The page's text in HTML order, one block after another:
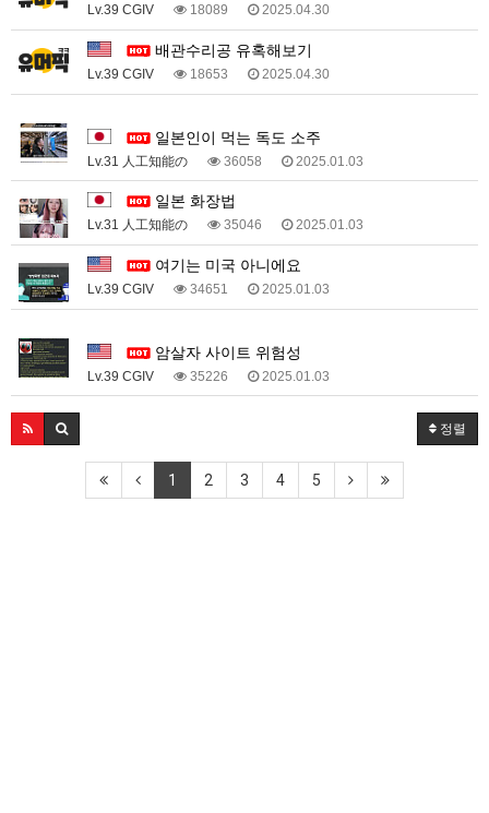
Lv.39 CGIV 18089 2025.04.30
배관수리공 유혹해보기
Lv.39 CGIV 18653 2025.04.30
일본인이 먹는 독도 소주
Lv.31 人工知能の 36058 2025.01.03
일본 화장법
Lv.31 人工知能の 35046 2025.01.03
여기는 미국 아니에요
Lv.39 CGIV 34651 2025.01.03
암살자 사이트 위험성
Lv.39 CGIV 35226 2025.01.03
정렬
1 2 3 4 5